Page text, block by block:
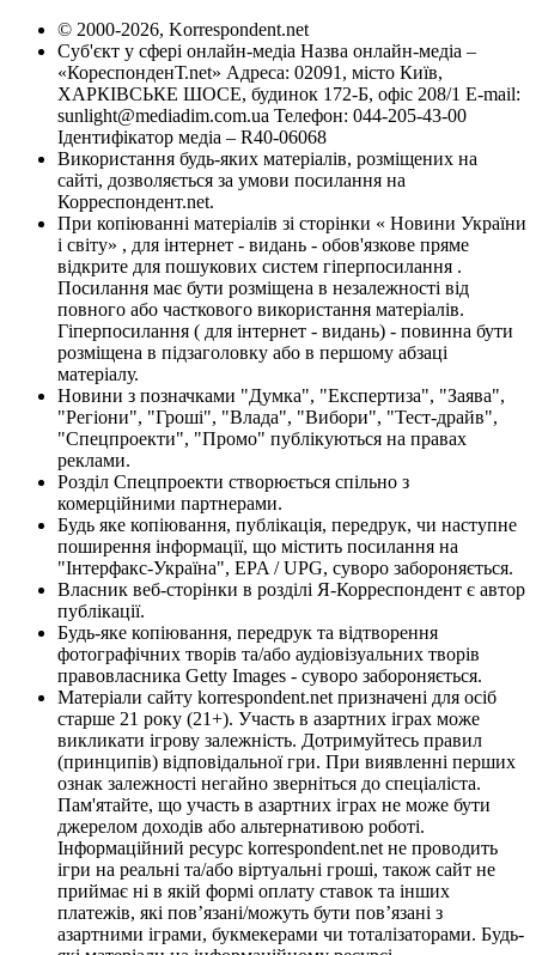
© 2000-2026, Korrespondent.net
Суб'єкт у сфері онлайн-медіа Назва онлайн-медіа –
«КореспонденТ.net» Адреса: 02091, місто Київ,
ХАРКІВСЬКЕ ШОСЕ, будинок 172-Б, офіс 208/1 E-mail:
sunlight@mediadim.com.ua Телефон: 044-205-43-00
Ідентифікатор медіа – R40-06068
Використання будь-яких матеріалів, розміщених на
сайті, дозволяється за умови посилання на
Корреспондент.net.
При копіюванні матеріалів зі сторінки « Новини України
і світу» , для інтернет - видань - обов'язкове пряме
відкрите для пошукових систем гіперпосилання .
Посилання має бути розміщена в незалежності від
повного або часткового використання матеріалів.
Гіперпосилання ( для інтернет - видань) - повинна бути
розміщена в підзаголовку або в першому абзаці
матеріалу.
Новини з позначками "Думка", "Експертиза", "Заява",
"Регіони", "Гроші", "Влада", "Вибори", "Тест-драйв",
"Спецпроекти", "Промо" публікуються на правах
реклами.
Розділ Спецпроекти створюється спільно з
комерційними партнерами.
Будь яке копіювання, публікація, передрук, чи наступне
поширення інформації, що містить посилання на
"Інтерфакс-Україна", EPA / UPG, суворо забороняється.
Власник веб-сторінки в розділі Я-Корреспондент є автор
публікації.
Будь-яке копіювання, передрук та відтворення
фотографічних творів та/або аудіовізуальних творів
правовласника Getty Images - суворо забороняється.
Матеріали сайту korrespondent.net призначені для осіб
старше 21 року (21+). Участь в азартних іграх може
викликати ігрову залежність. Дотримуйтесь правил
(принципів) відповідальної гри. При виявленні перших
ознак залежності негайно зверніться до спеціаліста.
Пам'ятайте, що участь в азартних іграх не може бути
джерелом доходів або альтернативою роботі.
Інформаційний ресурс korrespondent.net не проводить
ігри на реальні та/або віртуальні гроші, також сайт не
приймає ні в якій формі оплату ставок та інших
платежів, які пов’язані/можуть бути пов’язані з
азартними іграми, букмекерами чи тоталізаторами. Будь-